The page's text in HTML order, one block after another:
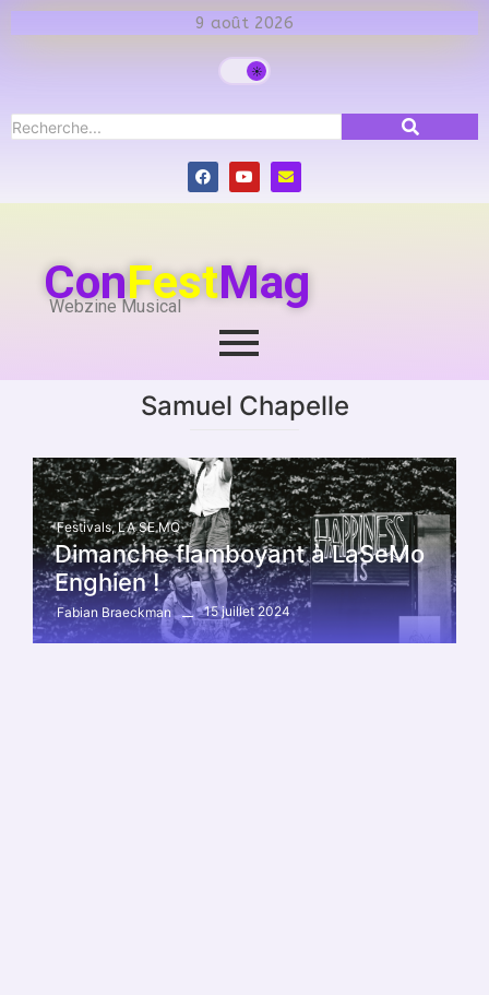
9 août 2026
ConFestMag
Webzine Musical
Samuel Chapelle
Festivals, LA SE MO
Dimanche flamboyant à LaSeMo
Enghien !
Fabian Braeckman 15 juillet 2024